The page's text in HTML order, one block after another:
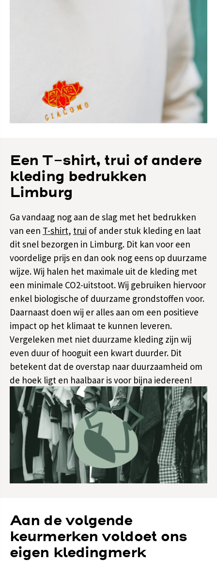
Een T-shirt, trui of andere
kleding bedrukken
Limburg
Ga vandaag nog aan de slag met het bedrukken
van een T-shirt, trui of ander stuk kleding en laat
dit snel bezorgen in Limburg. Dit kan voor een
voordelige prijs en dan ook nog eens op duurzame
wijze. Wij halen het maximale uit de kleding met
een minimale CO2-uitstoot. Wij gebruiken hiervoor
enkel biologische of duurzame grondstoffen voor.
Daarnaast doen wij er alles aan om een positieve
impact op het klimaat te kunnen leveren.
Vergeleken met niet duurzame kleding zijn wij
even duur of hooguit een kwart duurder. Dit
betekent dat de overstap naar duurzaamheid om
de hoek ligt en haalbaar is voor bijna iedereen!
Aan de volgende
keurmerken voldoet ons
eigen kledingmerk